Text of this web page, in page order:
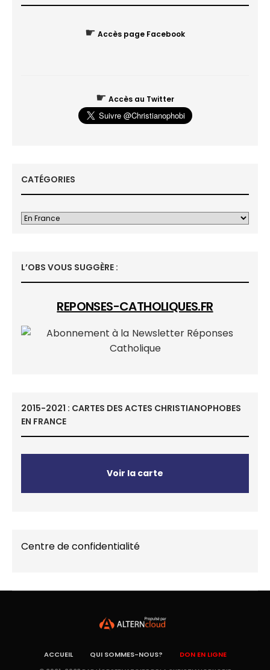
☛ Accès page Facebook
☛ Accès au Twitter
CATÉGORIES
L’OBS VOUS SUGGÈRE :
REPONSES-CATHOLIQUES.FR
2015-2021 : CARTES DES ACTES CHRISTIANOPHOBES
EN FRANCE
Voir la carte
Centre de confidentialité
ACCUEIL QUI SOMMES-NOUS? DON EN LIGNE